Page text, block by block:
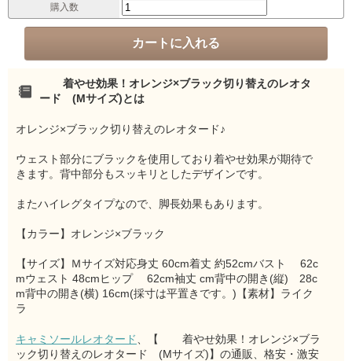
購入数
着やせ効果！オレンジ×ブラック切り替えのレオタ
ード (Mサイズ)とは
オレンジ×ブラック切り替えのレオタード♪
ウェスト部分にブラックを使用しており着やせ効果が期待で
きます。背中部分もスッキリとしたデザインです。
またハイレグタイプなので、脚長効果もあります。
【カラー】オレンジ×ブラック
【サイズ】Ｍサイズ対応身丈 60cm着丈 約52cmバスト 62c
mウェスト 48cmヒップ 62cm袖丈 cm背中の開き(縦) 28c
m背中の開き(横) 16cm(採寸は平置きです。)【素材】ライク
ラ
キャミソールレオタード 、【
着やせ効果！オレンジ×ブラ
ック切り替えのレオタード (Mサイズ)】の通販、格安・激安